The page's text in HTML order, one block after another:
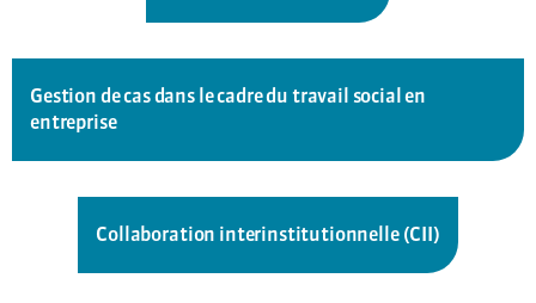
Gestion de cas dans le cadre du travail social en
entreprise
Collaboration interinstitutionnelle (CII)